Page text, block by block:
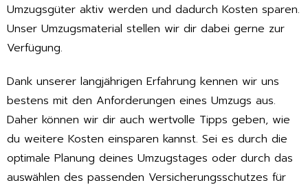
Umzugsgüter aktiv werden und dadurch Kosten sparen.
Unser Umzugsmaterial stellen wir dir dabei gerne zur
Verfügung.
Dank unserer langjährigen Erfahrung kennen wir uns
bestens mit den Anforderungen eines Umzugs aus.
Daher können wir dir auch wertvolle Tipps geben, wie
du weitere Kosten einsparen kannst. Sei es durch die
optimale Planung deines Umzugstages oder durch das
auswählen des passenden Versicherungsschutzes für